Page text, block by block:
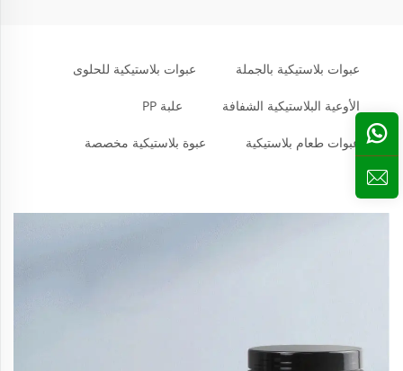
عبوات بلاستيكية بالجملة عبوات بلاستيكية للحلوى
الأوعية البلاستيكية الشفافة علبة PP
عبوات طعام بلاستيكية عبوة بلاستيكية مخصصة